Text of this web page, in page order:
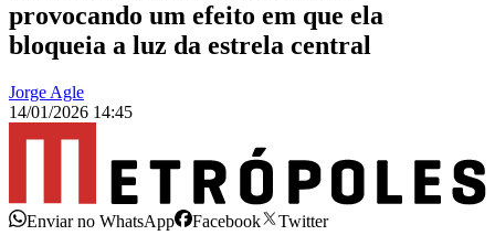
provocando um efeito em que ela
bloqueia a luz da estrela central
Jorge Agle
14/01/2026 14:45
Enviar no WhatsApp Facebook
Twitter